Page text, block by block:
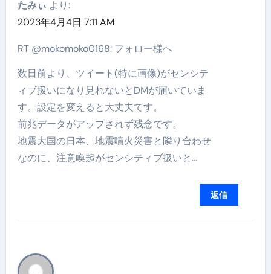
たみぃ より:
2023年4月4日 7:11 AM
RT @mokomoko0168: フォロー様へ
数日前より、ツイート(特に画像)がセンシテ
ィブ扱いになり見れないとDMが届いていま
す。設定を変えると大丈夫です。
前兆データがアップされず残念です。
地震大国の日本、地震噴火災害と隣り合わせ
なのに、注意喚起がセンシティブ扱いと…
返信